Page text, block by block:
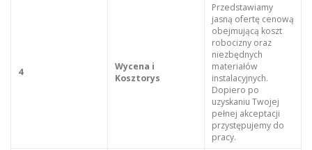
4
Wycena i
Kosztorys
Przedstawiamy
jasną ofertę cenową
obejmującą koszt
robocizny oraz
niezbędnych
materiałów
instalacyjnych.
Dopiero po
uzyskaniu Twojej
pełnej akceptacji
przystępujemy do
pracy.